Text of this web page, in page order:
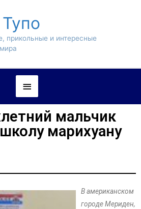
прикольные и интересные
мальчик
марихуану
В американском
городе Мериден,